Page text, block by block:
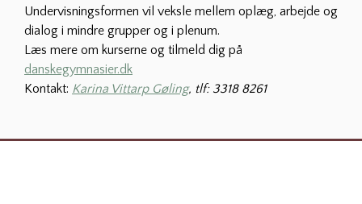
Undervisningsformen vil veksle mellem oplæg, arbejde og
dialog i mindre grupper og i plenum.
Læs mere om kurserne og tilmeld dig på
danskegymnasier.dk
Kontakt: Karina Vittarp Gøling, tlf: 3318 8261